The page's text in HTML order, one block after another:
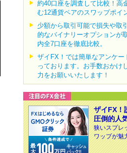
約40口座を調査して比較！高
む12通貨ペアのスワップポイ
少額から取引可能で損失や取
的なバイナリーオプションが
内全7口座を徹底比較。
ザイFX！では簡単なアンケー
っております。お手数おかけ
力をお願いいたします！
ザイFX！
圧倒的人
狭いスプレ
ワップが魅